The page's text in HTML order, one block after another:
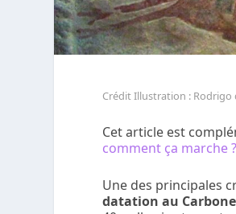
Crédit Illustration : Rodrigo
Cet article est
comment ça marche ?
Une des principales
datation au